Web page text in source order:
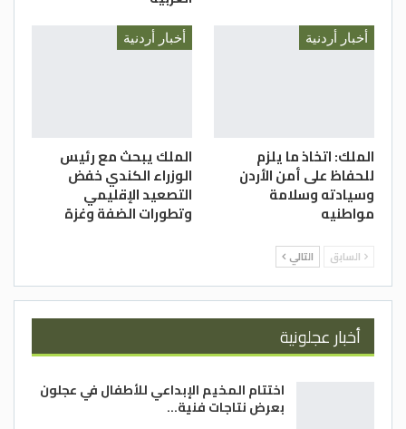
أخبار أردنية
الملك: اتخاذ ما يلزم
للحفاظ على أمن الأردن
وسيادته وسلامة
مواطنيه
أخبار أردنية
الملك يبحث مع رئيس
الوزراء الكندي خفض
التصعيد الإقليمي
وتطورات الضفة وغزة
السابق التالي
أخبار عجلونية
اختتام المخيم الإبداعي للأطفال في عجلون
بعرض نتاجات فنية…